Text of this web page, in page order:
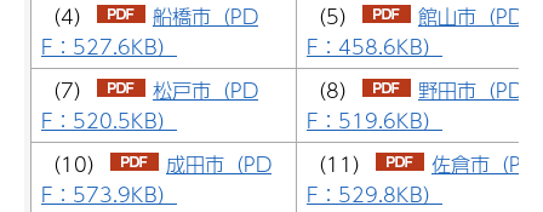
（4）
船橋市（PD
F：527.6KB）
（5）
館山市（PD
F：458.6KB）
（7）
松戸市（PD
F：520.5KB）
（8）
野田市（PD
F：519.6KB）
（10）
成田市（PD
F：573.9KB）
（11）
佐倉市（PD
F：529.8KB）